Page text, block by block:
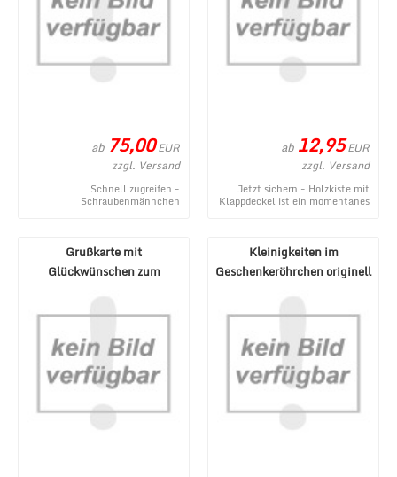
ab 75,00EUR
zzgl. Versand
Schnell zugreifen -
Schraubenmännchen
ab 12,95EUR
zzgl. Versand
Jetzt sichern - Holzkiste mit
Klappdeckel ist ein momentanes
Grußkarte mit
Glückwünschen zum
verschiedene ...
Kleinigkeiten im
Geschenkeröhrchen originell